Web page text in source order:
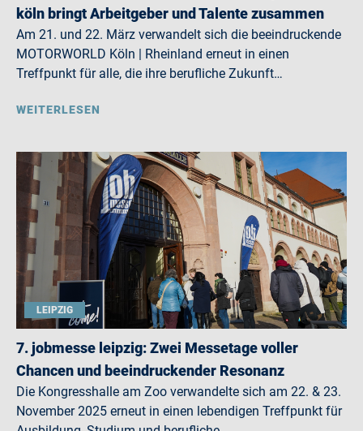
köln bringt Arbeitgeber und Talente zusammen
Am 21. und 22. März verwandelt sich die beeindruckende
MOTORWORLD Köln | Rheinland erneut in einen
Treffpunkt für alle, die ihre berufliche Zukunft…
WEITERLESEN
LEIPZIG
7. jobmesse leipzig: Zwei Messetage voller
Chancen und beeindruckender Resonanz
Die Kongresshalle am Zoo verwandelte sich am 22. & 23.
November 2025 erneut in einen lebendigen Treffpunkt für